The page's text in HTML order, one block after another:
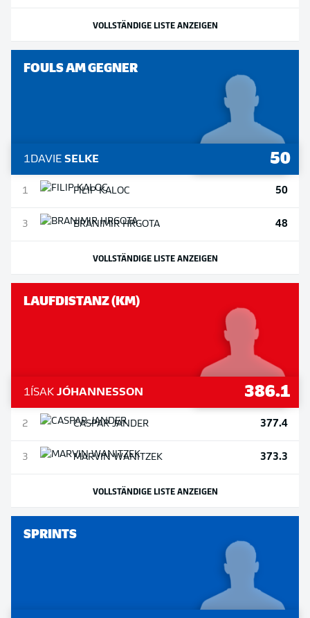
VOLLSTÄNDIGE LISTE ANZEIGEN
FOULS AM GEGNER
1DAVIE SELKE 50
1 FILIPKALOC 50
3 BRANIMIRHRGOTA 48
VOLLSTÄNDIGE LISTE ANZEIGEN
LAUFDISTANZ (KM)
1 ÍSAK JÓHANNESSON 386.1
2 CASPARJANDER 377.4
3 MARVINWANITZEK 373.3
VOLLSTÄNDIGE LISTE ANZEIGEN
SPRINTS